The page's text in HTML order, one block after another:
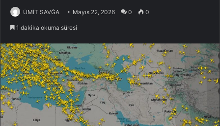
ÜMİT SAVĞA Mayıs 22, 2026 0 0
1 dakika okuma süresi